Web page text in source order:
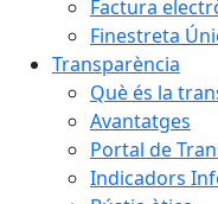
Factura
Finestreta
Transparència
Què és la
Avantatges
Portal de
Indicadors